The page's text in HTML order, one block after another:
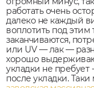
работать очень
далеко не каждый
воплотить под
заканчиваются,
или UV — лак —
хорошо
укладки не пребует
после укладки.